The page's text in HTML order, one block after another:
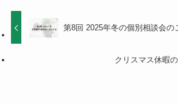
第8回 2025年冬の個別相談会の
クリスマス休暇